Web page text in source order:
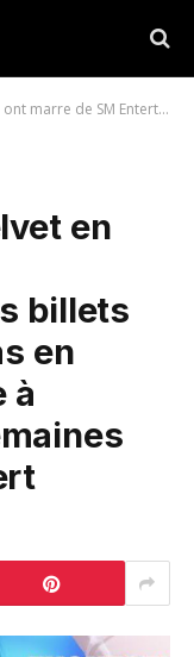
en vente pour l’Europe à seulement deux semaines des dates de concert
en
billets
en
à